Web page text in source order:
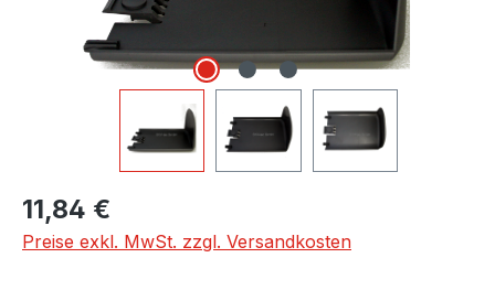
Regulärer Preis:
11,84 €
Preise exkl. MwSt. zzgl. Versandkosten